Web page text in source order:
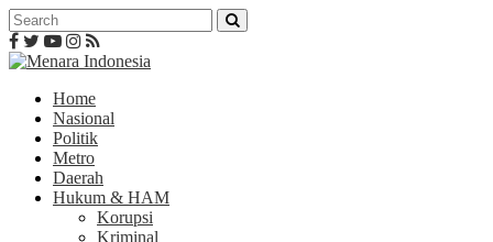
Home
Nasional
Politik
Metro
Daerah
Hukum & HAM
Korupsi
Kriminal